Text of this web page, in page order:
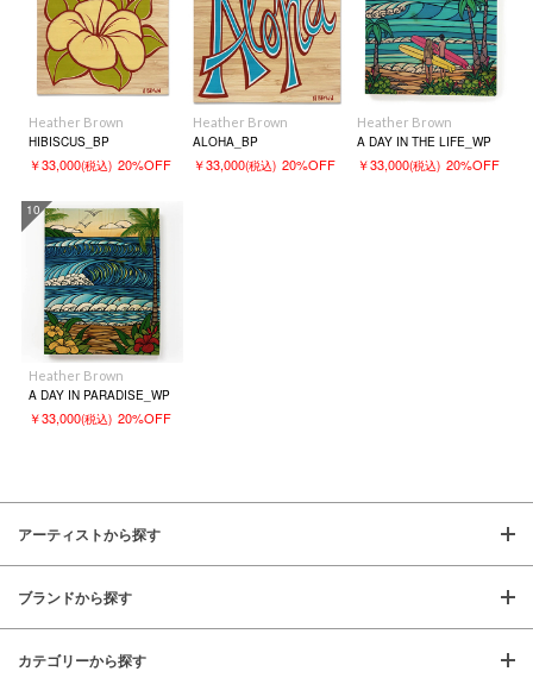
Heather Brown
HIBISCUS_BP
￥33,000(税込) 20%OFF
Heather Brown
ALOHA_BP
￥33,000(税込) 20%OFF
Heather Brown
A DAY IN THE LIFE_WP
￥33,000(税込) 20%OFF
10
Heather Brown
A DAY IN PARADISE_WP
￥33,000(税込) 20%OFF
アーティストから探す
ブランドから探す
カテゴリーから探す